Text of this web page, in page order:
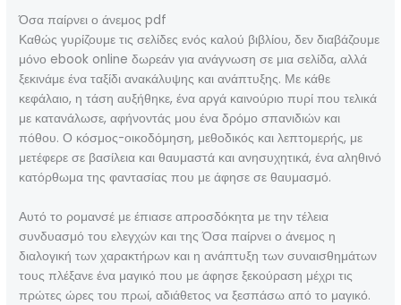
Όσα παίρνει ο άνεμος pdf
Καθώς γυρίζουμε τις σελίδες ενός καλού βιβλίου, δεν διαβάζουμε
μόνο ebook online δωρεάν για ανάγνωση σε μια σελίδα, αλλά
ξεκινάμε ένα ταξίδι ανακάλυψης και ανάπτυξης. Με κάθε
κεφάλαιο, η τάση αυξήθηκε, ένα αργά καινούριο πυρί που τελικά
με κατανάλωσε, αφήνοντάς μου ένα δρόμο σπανιδιών και
πόθου. Ο κόσμος-οικοδόμηση, μεθοδικός και λεπτομερής, με
μετέφερε σε βασίλεια και θαυμαστά και ανησυχητικά, ένα αληθινό
κατόρθωμα της φαντασίας που με άφησε σε θαυμασμό.
Αυτό το ρομανσέ με έπιασε απροσδόκητα με την τέλεια
συνδυασμό του ελεγχών και της Όσα παίρνει ο άνεμος η
διαλογική των χαρακτήρων και η ανάπτυξη των συναισθημάτων
τους πλέξανε ένα μαγικό που με άφησε ξεκούραση μέχρι τις
πρώτες ώρες του πρωί, αδιάθετος να ξεσπάσω από το μαγικό.